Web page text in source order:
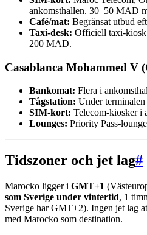
ankomsthallen. 30–50 MAD
Café/mat: Begränsat utbud
Taxi-desk: Officiell taxi-kiosk
200 MAD.
Casablanca Mohammed V
Bankomat: Flera i
Tågstation: Under
SIM-kort: Telecom-kiosker i
Lounges: Priority Pass-
Tidszoner och jet lag#
Marocko ligger i GMT+1
som Sverige under vintertid, 1
Sverige har GMT+2). Ingen jet lag
med Marocko som destination.